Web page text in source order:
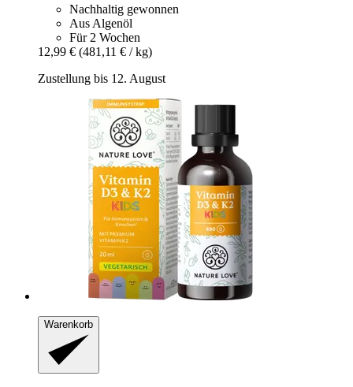
Nachhaltig gewonnen
Aus Algenöl
Für 2 Wochen
12,99 € (481,11 € / kg)
Zustellung bis 12. August
Warenkorb